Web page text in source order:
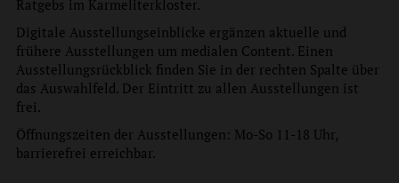
Ratgebs im Karmeliterkloster.
Digitale Ausstellungseinblicke ergänzen aktuelle und
frühere Ausstellungen um medialen Content. Einen
Ausstellungsrückblick finden Sie in der rechten Spalte über
das Auswahlfeld. Der Eintritt zu allen Ausstellungen ist
frei.
Öffnungszeiten der Ausstellungen: Mo-So 11-18 Uhr,
barrierefrei erreichbar.